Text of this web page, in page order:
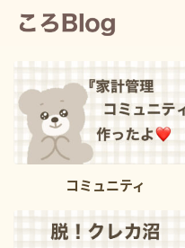
ころ
教育費の貯め
す。 １番上の子が中学
費用が足りないことに
コミュニティ